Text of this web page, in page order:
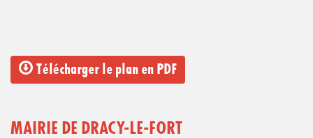
Télécharger le plan en PDF
MAIRIE DE DRACY-LE-FORT